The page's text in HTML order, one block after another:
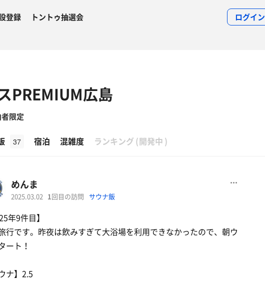
登録 トントゥ抽選会 ログイン
PREMIUM広島
限定
37 宿泊 混雑度 ランキング (開発中 )
めんま
2025.03.02 1 回目の訪問 サウナ飯
年9件目】
行です。昨夜は飲みすぎて大浴場を利用できなかったので、朝ウ
ート！
ナ】2.5